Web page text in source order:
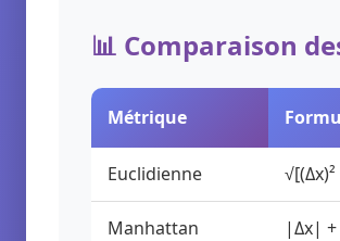
📊 Comparaison
Métrique
Euclidienne √[(Δx)²
Manhattan |Δx|